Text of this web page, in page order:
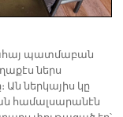
պատմաբան
ներս
Ան ներկայիս կը
համալսարանէն